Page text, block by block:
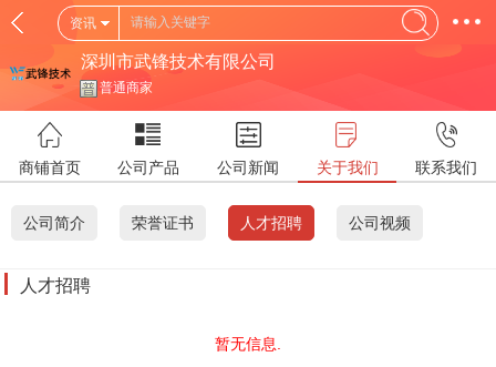
资讯
深圳市武锋技术有限公司
普通商家
商铺首页 公司产品 公司新闻 关于我们 联系我们
公司简介 荣誉证书 人才招聘 公司视频
人才招聘
暂无信息.